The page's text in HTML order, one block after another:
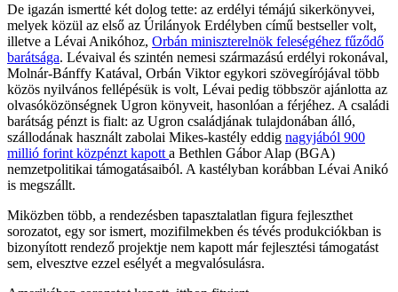
De igazán ismertté két dolog tette: az erdélyi témájú sikerkönyvei,
melyek közül az első az Úrilányok Erdélyben című bestseller volt,
illetve a Lévai Anikóhoz, Orbán miniszterelnök feleségéhez fűződő
barátsága. Lévaival és szintén nemesi származású erdélyi rokonával,
Molnár-Bánffy Katával, Orbán Viktor egykori szövegírójával több
közös nyilvános fellépésük is volt, Lévai pedig többször ajánlotta az
olvasóközönségnek Ugron könyveit, hasonlóan a férjéhez. A családi
barátság pénzt is fialt: az Ugron családjának tulajdonában álló,
szállodának használt zabolai Mikes-kastély eddig nagyjából 900
millió forint közpénzt kapott a Bethlen Gábor Alap (BGA)
nemzetpolitikai támogatásaiból. A kastélyban korábban Lévai Anikó
is megszállt.
Miközben több, a rendezésben tapasztalatlan figura fejleszthet
sorozatot, egy sor ismert, mozifilmekben és tévés produkciókban is
bizonyított rendező projektje nem kapott már fejlesztési támogatást
sem, elvesztve ezzel esélyét a megvalósulásra.